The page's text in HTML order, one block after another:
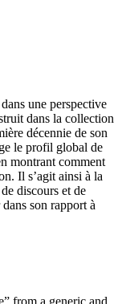
une perspective
dans la collection
décennie de son
le profil global de
montrant comment
Il s’agit ainsi à la
discours et de
son rapport à